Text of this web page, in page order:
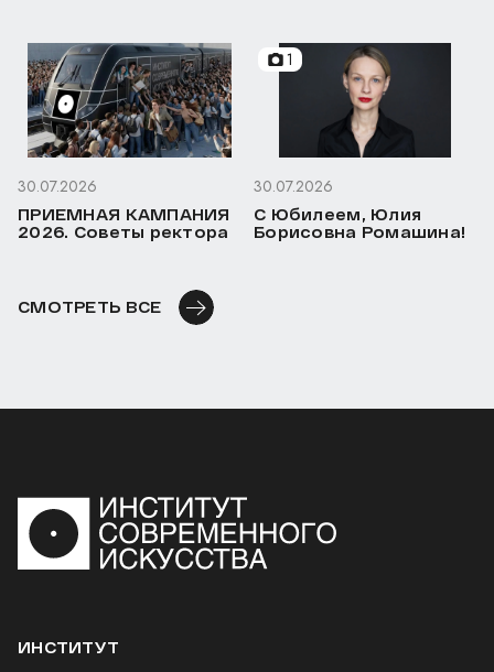
30.07.2026
ПРИЕМНАЯ КАМПАНИЯ
2026. Советы ректора
1
30.07.2026
С Юбилеем, Юлия
Борисовна Ромашина!
СМОТРЕТЬ ВСЕ
ИНСТИТУТ